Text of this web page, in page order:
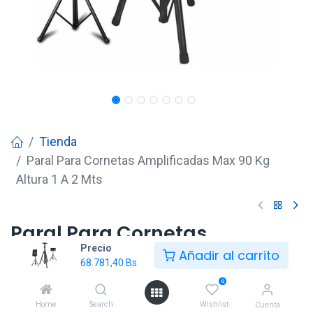
Precio
68.781,40 Bs Añadir al carrito
Home Search
0
Wishlist Cuenta
Tienda
Paral Para Cornetas Amplificadas Max 90 Kg
Altura 1 A 2 Mts
Paral Para Cornetas
Amplificadas Max 90 Kg
Altura 1 A 2 Mts